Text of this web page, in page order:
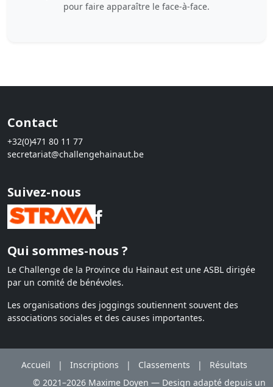
pour faire apparaître le face-à-face.
Contact
+32(0)471 80 11 77
secretariat@challengehainaut.be
Suivez-nous
Qui sommes-nous ?
Le Challenge de la Province du Hainaut est une ASBL dirigée
par un comité de bénévoles.
Les organisations des joggings soutiennent souvent des
associations sociales et des causes importantes.
Accueil | Inscriptions | Classements |
Résultats
© 2021–2026 Maxime Doyen — Design adapté depuis un